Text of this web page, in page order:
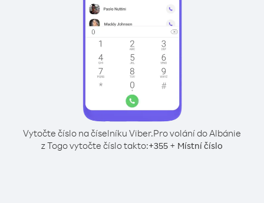
Vytočte číslo na číselníku Viber.Pro volání do Albánie
z Togo vytočte číslo takto:+355 + Místní číslo